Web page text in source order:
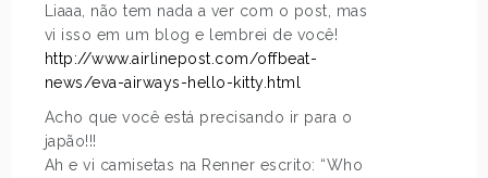
Liaaa, não tem nada a ver com o post, mas
vi isso em um blog e lembrei de você!
http://www.airlinepost.com/offbeat-
news/eva-airways-hello-kitty.html
Acho que você está precisando ir para o
japão!!!
Ah e vi camisetas na Renner escrito: “Who